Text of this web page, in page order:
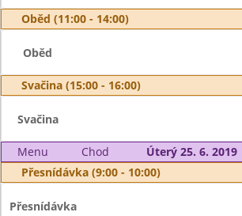
Oběd (11:00 - 14:00)
Oběd
Svačina (15:00 - 16:00)
Svačina
Menu Chod
Úterý 25. 6. 2019
Přesnídávka (9:00 - 10:00)
Přesnídávka